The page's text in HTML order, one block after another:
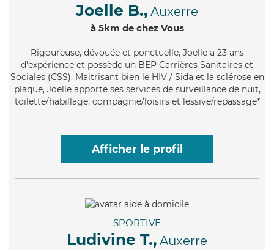
Joelle B., Auxerre
à 5km de chez Vous
Rigoureuse, dévouée et ponctuelle, Joelle a 23 ans
d'expérience et possède un BEP Carrières Sanitaires et
Sociales (CSS). Maitrisant bien le HIV / Sida et la sclérose en
plaque, Joelle apporte ses services de surveillance de nuit,
toilette/habillage, compagnie/loisirs et lessive/repassage*
Afficher le profil
SPORTIVE
Ludivine T., Auxerre